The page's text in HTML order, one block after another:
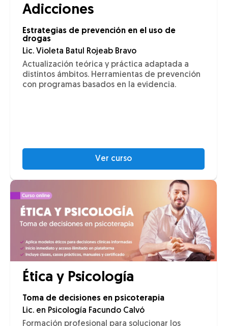
Adicciones
Estrategias de prevención en el uso de
drogas
Lic. Violeta Batul Rojeab Bravo
Actualización teórica y práctica adaptada a
distintos ámbitos. Herramientas de prevención
con programas basados en la evidencia.
Ver curso
Ética y Psicología
Toma de decisiones en psicoterapia
Lic. en Psicología Facundo Calvó
Formación profesional para solucionar los